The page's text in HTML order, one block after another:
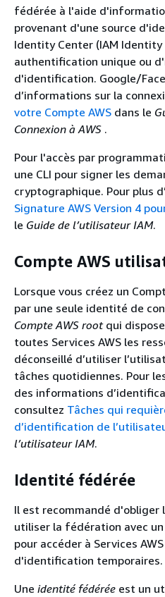
fédérée à l'aide
provenant d'une source
Identity Center (IAM Identity
authentification unique ou
d'identification. Google/
d’informations sur la
votre Compte AWS dans le
Connexion à AWS .
Pour l'accès par
une CLI pour signer les
cryptographique. Pour plus
Signature AWS Version 4
le Guide de l’utilisateur IAM.
Compte AWS
Lorsque vous créez un
par une seule identité de
Compte AWS rootqui
toutes Services AWS les
déconseillé d’utiliser
tâches quotidiennes. Pour
des informations
consultez Tâches qui
d’identification de
l’utilisateur IAM.
Identité fédérée
Il est recommandé d'obliger
utiliser la fédération avec
pour accéder à Services
d'identification temporaires.
Une identité fédérée est un